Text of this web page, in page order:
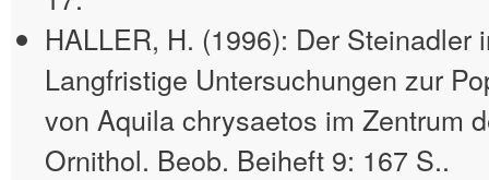
HALLER, H. (1996): Der Steinadler
Langfristige Untersuchungen zur
von Aquila chrysaetos im Zentrum
Ornithol. Beob. Beiheft 9: 167 S..